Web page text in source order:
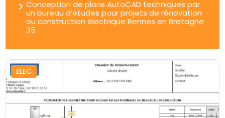
Conception de plans AutoCAD techniques par
un bureau d’études pour projets de rénovation
ou construction électrique Rennes en Bretagne
35
ELEC